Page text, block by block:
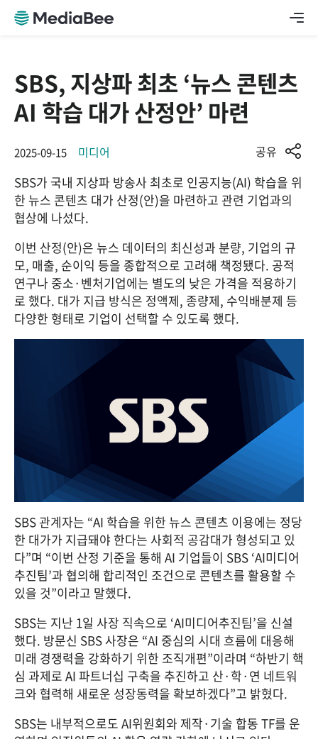
SBS, 지상파 최초 ‘뉴스 콘텐츠
AI 학습 대가 산정안’ 마련
2025-09-15 미디어 공유
SBS가 국내 지상파 방송사 최초로 인공지능(AI) 학습을 위
한 뉴스 콘텐츠 대가 산정(안)을 마련하고 관련 기업과의
협상에 나섰다.
이번 산정(안)은 뉴스 데이터의 최신성과 분량, 기업의 규
모, 매출, 순이익 등을 종합적으로 고려해 책정됐다. 공적
연구나 중소·벤처기업에는 별도의 낮은 가격을 적용하기
로 했다. 대가 지급 방식은 정액제, 종량제, 수익배분제 등
다양한 형태로 기업이 선택할 수 있도록 했다.
SBS 관계자는 “AI 학습을 위한 뉴스 콘텐츠 이용에는 정당
한 대가가 지급돼야 한다는 사회적 공감대가 형성되고 있
다”며 “이번 산정 기준을 통해 AI 기업들이 SBS ‘AI미디어
추진팀’과 협의해 합리적인 조건으로 콘텐츠를 활용할 수
있을 것”이라고 말했다.
SBS는 지난 1일 사장 직속으로 ‘AI미디어추진팀’을 신설
했다. 방문신 SBS 사장은 “AI 중심의 시대 흐름에 대응해
미래 경쟁력을 강화하기 위한 조직개편”이라며 “하반기 핵
심 과제로 AI 파트너십 구축을 추진하고 산·학·연 네트워
크와 협력해 새로운 성장동력을 확보하겠다”고 밝혔다.
SBS는 내부적으로도 AI위원회와 제작·기술 합동 TF를 운